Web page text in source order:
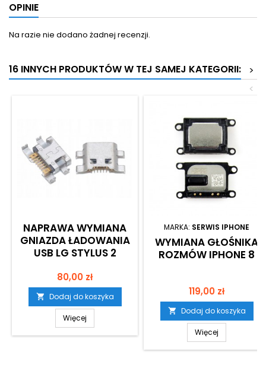
OPINIE
Na razie nie dodano żadnej recenzji.
16 INNYCH PRODUKTÓW W TEJ SAMEJ KATEGORII:
>
<
NAPRAWA WYMIANA
GNIAZDA ŁADOWANIA
USB LG STYLUS 2
Cena
80,00 zł
 Dodaj do koszyka
Więcej
MARKA: SERWIS IPHONE
WYMIANA GŁOŚNIKA
ROZMÓW IPHONE 8
Cena
119,00 zł
 Dodaj do koszyka
Więcej